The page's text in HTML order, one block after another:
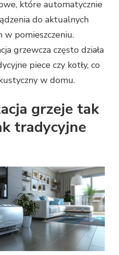
które automatycznie
do aktualnych
w pomieszczeniu.
grzewcza często działa
piece czy kotły, co
w domu.
grzeje tak
tradycyjne